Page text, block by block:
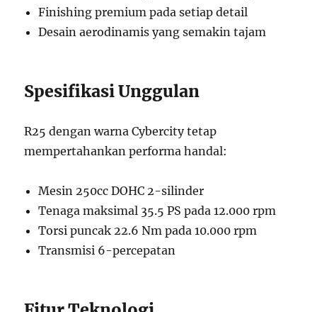
Finishing premium pada setiap detail
Desain aerodinamis yang semakin tajam
Spesifikasi Unggulan
R25 dengan warna Cybercity tetap
mempertahankan performa handal:
Mesin 250cc DOHC 2-silinder
Tenaga maksimal 35.5 PS pada 12.000 rpm
Torsi puncak 22.6 Nm pada 10.000 rpm
Transmisi 6-percepatan